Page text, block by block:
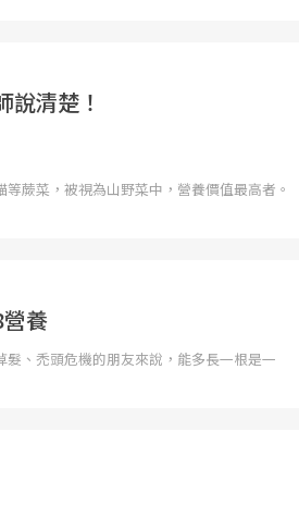
說清楚！
蕨菜，被視為山野菜中，營養價值最高者。
養
髮、禿頭危機的朋友來說，能多長一根是一